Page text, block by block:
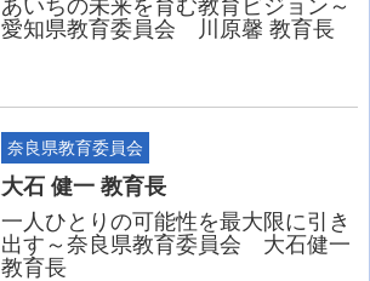
あいちの未来を育む教育ビジョン～
愛知県教育委員会 川原馨 教育長
奈良県教育委員会
大石 健一 教育長
一人ひとりの可能性を最大限に引き
出す～奈良県教育委員会 大石健一
教育長